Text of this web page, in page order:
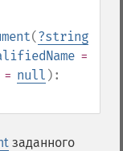
(?string
=
= null ):
заданного